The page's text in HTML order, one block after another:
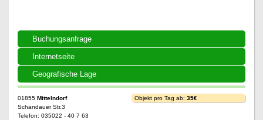
Buchungsanfrage
Internetseite
Geografische Lage
01855 Mittelndorf
Schandauer Str.3
Telefon: 035022 - 40 7 63
Objekt pro Tag ab: 35€